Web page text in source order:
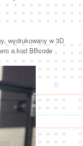
wydrukowany w 3D
a kod BBcode